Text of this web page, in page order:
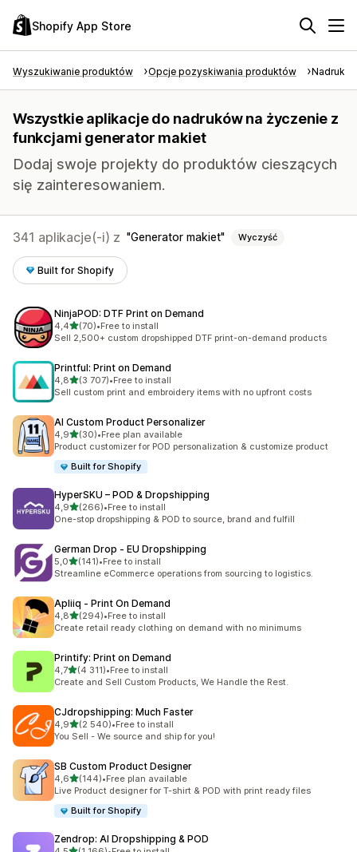
Shopify App Store
Wyszukiwanie produktów Opcje pozyskiwania produktów Nadruk
Wszystkie aplikacje do nadruków na życzenie z
funkcjami generator makiet
Dodaj swoje projekty do produktów cieszących
się zainteresowaniem.
341 aplikacje(-i) z Generator makiet Wyczyść
Built for Shopify
NinjaPOD: DTF Print on Demand
4,4na 5 gwiazdek
(70)
Łączna liczba recenzji: 70
•Free to install
Sell 2,500+ custom dropshipped DTF print-on-demand products
Printful: Print on Demand
4,8na 5 gwiazdek
(3 707)
Łączna liczba recenzji: 3707
•Free to install
Sell custom print and embroidery items with no upfront costs
AI Custom Product Personalizer
4,9na 5 gwiazdek
(30)
Łączna liczba recenzji: 30
•Free plan available
Product customizer for POD personalization & customize product
Built for Shopify
HyperSKU – POD & Dropshipping
4,9na 5 gwiazdek
(266)
Łączna liczba recenzji: 266
•Free to install
One-stop dropshipping & POD to source, brand and fulfill
German Drop ‑ EU Dropshipping
5,0na 5 gwiazdek
(141)
Łączna liczba recenzji: 141
•Free to install
Streamline eCommerce operations from sourcing to logistics.
Apliiq ‑ Print On Demand
4,8na 5 gwiazdek
(294)
Łączna liczba recenzji: 294
•Free to install
Create retail ready clothing on demand with no minimums
Printify: Print on Demand
4,7na 5 gwiazdek
(4 311)
Łączna liczba recenzji: 4311
•Free to install
Create and Sell Custom Products, We Handle the Rest.
CJdropshipping: Much Faster
4,9na 5 gwiazdek
(2 540)
Łączna liczba recenzji: 2540
•Free to install
You Sell - We source and ship for you!
SB Custom Product Designer
4,6na 5 gwiazdek
(144)
Łączna liczba recenzji: 144
•Free plan available
Live Product designer for T-shirt & POD with print ready files
Built for Shopify
Zendrop: AI Dropshipping & POD